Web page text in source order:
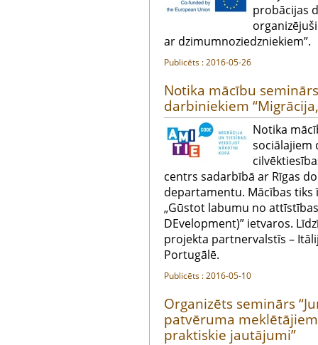
probācijas
ar dzimumnoziedzniekiem”.
Publicēts : 2016-05-26
Notika mācību
darbiniekiem
Notika
sociālajiem
centrs sadarbībā ar Rīgas
departamentu. Mācības
„Gūstot labumu no attīstības
DEvelopment)” ietvaros.
projekta partnervalstīs –
Portugālē.
Publicēts : 2016-05-10
Organizēts seminārs
patvēruma
praktiskie jautājumi”